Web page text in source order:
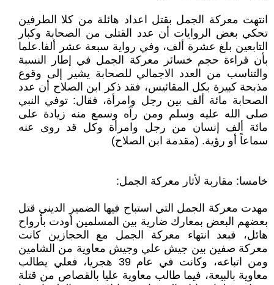
انتهت معركة الجمل بقتل اعداد هائلة من كلا الطرفين
تحكي بعض الروايات أن عدد القتلى من الصحابة وكبار
التابعين بلغ عشرة ألف، وفي رواية سبعة عشر ألفا.علما
بأن قراءة حجم خسائر معركة الجمل في إطار النسبة
والتناسب من العدد الاجمالي للصحابة يشير إلى وقوع
مذبحة كبيرة بكل المقائيس، فقد ذكر ابن الصلاح أن عدد
الصحابة مائة ألف بين رجل وامرأة، فقال: توفي النبي
صلى الله عليه وسلم ومن رآه وسمع منه زيادة على
مائة ألف إنسان من رجل وامرأة وكل قد روى عنه
سماعاً أو رؤية. (مقدمة ابن الصلاح)
خامسا: مقاربة لأثار معركة الجمل:
مهدت معركة الجمل التي استباح فيها الضمير الديني قتل
بعضهم البعض بمعارك ضارية بين المسلمين أودت بأرواح
هائل، فبعد انتهاء معركة الجمل مع الحجازين كانت
معركة صفين بين جيش علي وجيش معاوية من الشامين
ومن اتباعه، وكانت في عام 39 هجريا، فعلي يطالب
معاوية بالبيعة، فيما طالب معاوية عليا بالقصاص من قتلة